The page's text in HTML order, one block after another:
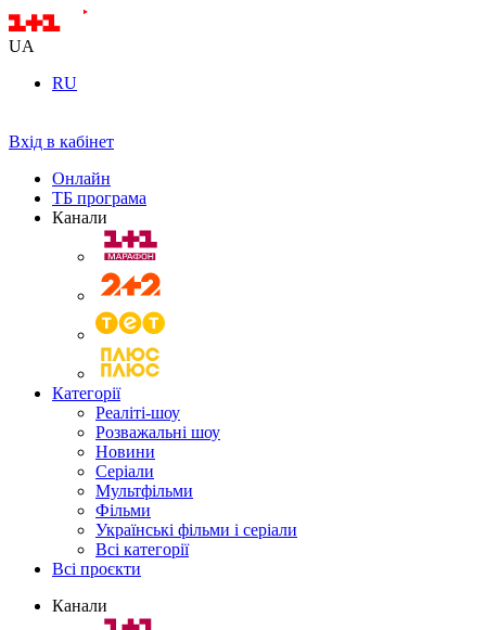
UA
RU
Вхід в кабінет
Онлайн
ТБ програма
Канали
Категорії
Реаліті-шоу
Розважальні шоу
Новини
Серіали
Мультфільми
Фільми
Українські фільми і серіали
Всі категорії
Всі проєкти
Канали